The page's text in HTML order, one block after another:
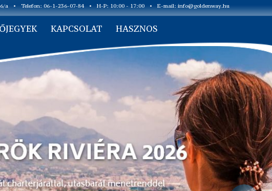
a • Telefon: 06-1-236-07-84 • H-P: 10:00 - 17:00 • E-mail: info@goldenway.hu
KAPCSOLAT HASZNOS